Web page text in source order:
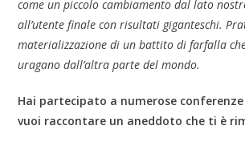
come un piccolo cambiamento dal lato
all’utente finale con risultati giganteschi.
materializzazione di un battito di farfalla
uragano dall’altra parte del mondo.
Hai partecipato a numerose
vuoi raccontare un aneddoto che ti è